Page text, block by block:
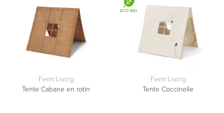
Prix Croissant
Prix Décroissant
Nouveautés
Ferm Living
Tente Cabane en rotin
Ferm Living
Tente Coccinelle